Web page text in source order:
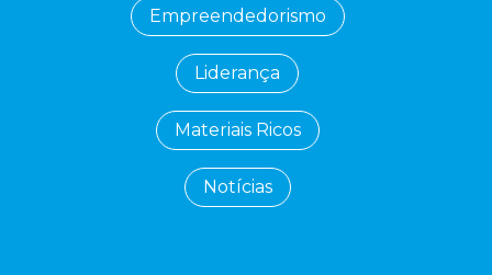
Empreendedorismo
Liderança
Materiais Ricos
Notícias